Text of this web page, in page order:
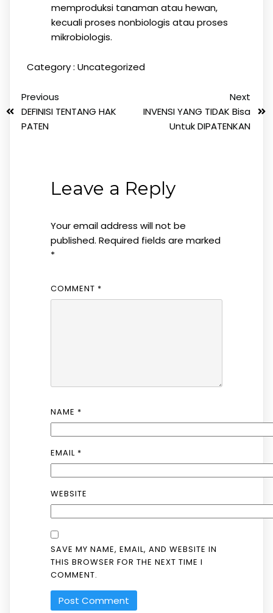
memproduksi tanaman atau hewan,
kecuali proses nonbiologis atau proses
mikrobiologis.
Category : Uncategorized
Previous
DEFINISI TENTANG HAK
PATEN
Next
INVENSI YANG TIDAK Bisa
Untuk DIPATENKAN
Leave a Reply
Your email address will not be
published. Required fields are marked
*
COMMENT *
NAME *
EMAIL *
WEBSITE
SAVE MY NAME, EMAIL, AND WEBSITE IN
THIS BROWSER FOR THE NEXT TIME I
COMMENT.